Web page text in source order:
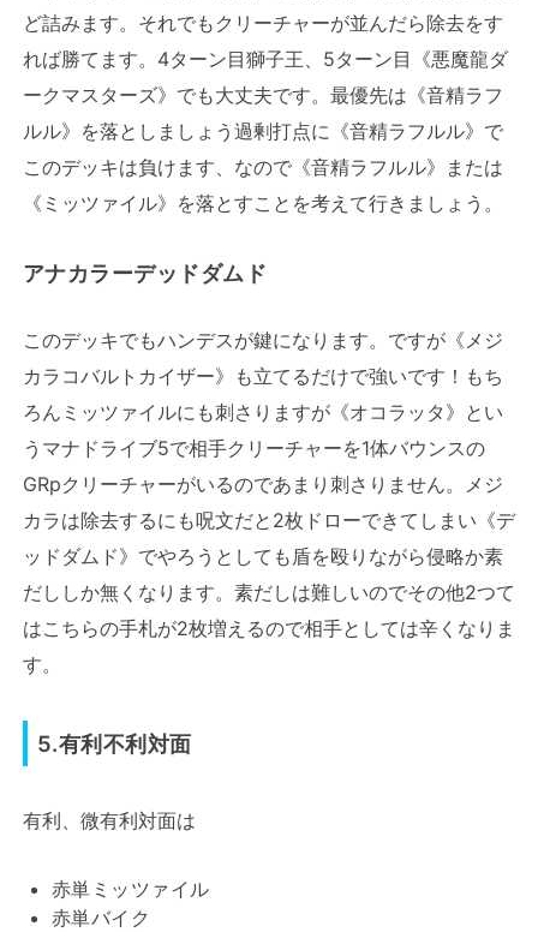
ど詰みます。それでもクリーチャーが並んだら除去をす
れば勝てます。4ターン目獅子王、5ターン目《悪魔龍ダ
ークマスターズ》でも大丈夫です。最優先は《音精ラフ
ルル》を落としましょう過剰打点に《音精ラフルル》で
このデッキは負けます、なので《音精ラフルル》または
《ミッツァイル》を落とすことを考えて行きましょう。
アナカラーデッドダムド
このデッキでもハンデスが鍵になります。ですが《メジ
カラコバルトカイザー》も立てるだけで強いです！もち
ろんミッツァイルにも刺さりますが《オコラッタ》とい
うマナドライブ5で相手クリーチャーを1体バウンスの
GRpクリーチャーがいるのであまり刺さりません。メジ
カラは除去するにも呪文だと2枚ドローできてしまい《デ
ッドダムド》でやろうとしても盾を殴りながら侵略か素
だししか無くなります。素だしは難しいのでその他2つて
はこちらの手札が2枚増えるので相手としては辛くなりま
す。
5.有利不利対面
有利、微有利対面は
赤単ミッツァイル
赤単バイク